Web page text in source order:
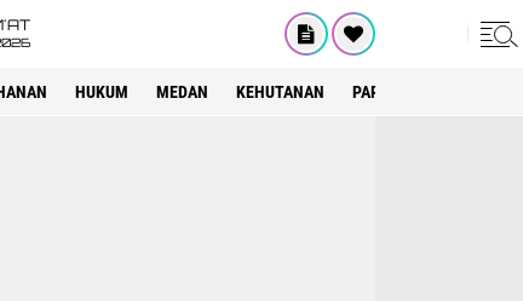
HUKUM MEDAN KEHUTANAN PARIWISATA